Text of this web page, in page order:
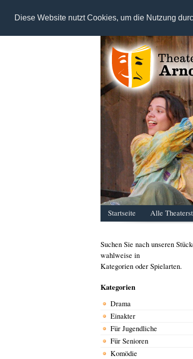
Diese Website nutzt Cookies, um die Nutzung
Startseite Alle
Suchen Sie nach unseren
wahlweise in
Kategorien oder Spielarten.
Kategorien
Drama
Einakter
Für Jugendliche
Für Senioren
Komödie